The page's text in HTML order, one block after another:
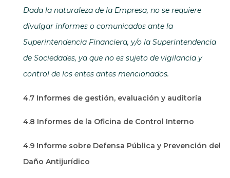
Dada la naturaleza de la Empresa, no se requiere
divulgar informes o comunicados ante la
Superintendencia Financiera, y/o la Superintendencia
de Sociedades, ya que no es sujeto de vigilancia y
control de los entes antes mencionados.
4.7 Informes de gestión, evaluación y auditoría
4.8 Informes de la Oficina de Control Interno
4.9 Informe sobre Defensa Pública y Prevención del
Daño Antijurídico